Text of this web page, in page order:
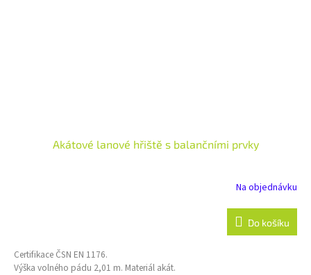
Akátové lanové hřiště s balančními prvky
Na objednávku
Do košíku
Certifikace ČSN EN 1176.
Výška volného pádu 2,01 m. Materiál akát.